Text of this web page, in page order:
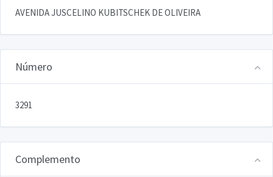
AVENIDA JUSCELINO KUBITSCHEK DE OLIVEIRA
Número
3291
Complemento